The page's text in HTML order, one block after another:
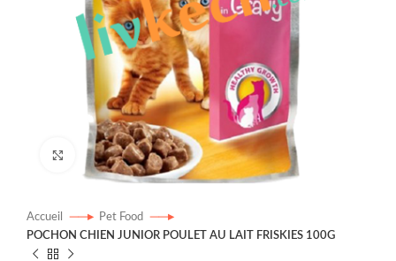
Click to enlarge
Accueil
Pet Food
POCHON CHIEN JUNIOR POULET AU LAIT FRISKIES 100G